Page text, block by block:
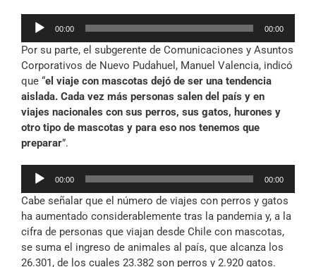
Reproductor
audio
00:00 00:00
Por su parte, el subgerente de Comunicaciones y Asuntos
Corporativos de Nuevo Pudahuel, Manuel Valencia, indicó
que “el viaje con mascotas dejó de ser una tendencia
aislada. Cada vez más personas salen del país y en
viajes nacionales con sus perros, sus gatos, hurones y
otro tipo de mascotas y para eso nos tenemos que
preparar”.
Reproductor
audio
00:00 00:00
Cabe señalar que el número de viajes con perros y gatos
ha aumentado considerablemente tras la pandemia y, a la
cifra de personas que viajan desde Chile con mascotas,
se suma el ingreso de animales al país, que alcanza los
26.301, de los cuales 23.382 son perros y 2.920 gatos.